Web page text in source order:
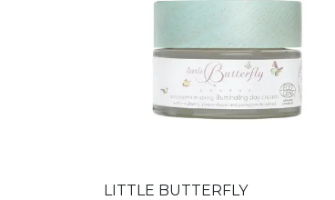
LITTLE BUTTERFLY